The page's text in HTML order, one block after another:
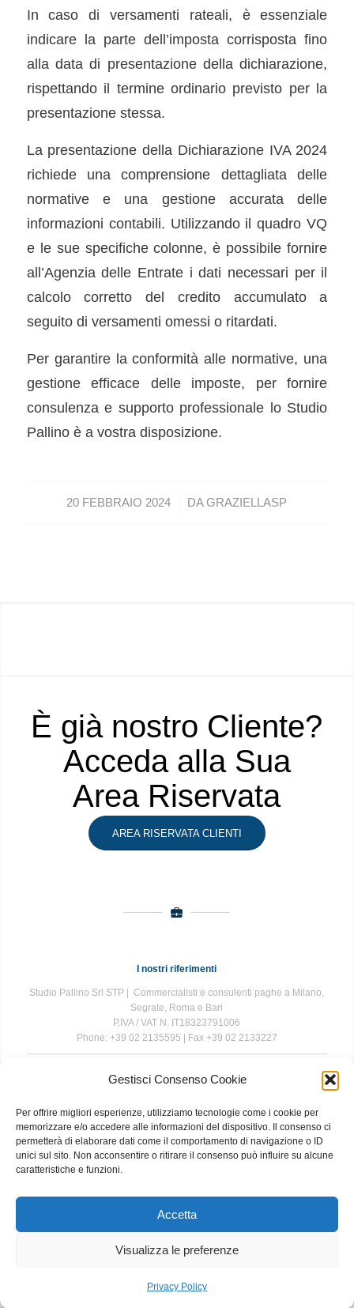
Gestisci Consenso Cookie
Per offrire migliori esperienze, utilizziamo tecnologie come i cookie per
memorizzare e/o accedere alle informazioni del dispositivo. Il consenso ci
permetterà di elaborare dati come il comportamento di navigazione o ID
unici sul sito. Non acconsentire o ritirare il consenso può influire su alcune
caratteristiche e funzioni.
Accetta
Visualizza le preferenze
Privacy Policy
In caso di versamenti rateali, è essenziale
indicare la parte dell’imposta corrisposta fino
alla data di presentazione della dichiarazione,
rispettando il termine ordinario previsto per la
presentazione stessa.
La presentazione della Dichiarazione IVA 2024
richiede una comprensione dettagliata delle
normative e una gestione accurata delle
informazioni contabili. Utilizzando il quadro VQ
e le sue specifiche colonne, è possibile fornire
all’Agenzia delle Entrate i dati necessari per il
calcolo corretto del credito accumulato a
seguito di versamenti omessi o ritardati.
Per garantire la conformità alle normative, una
gestione efficace delle imposte, per fornire
consulenza e supporto professionale lo Studio
Pallino è a vostra disposizione.
20 FEBBRAIO 2024
/ DAGRAZIELLASP
È già nostro Cliente?
Acceda alla Sua
Area Riservata
AREA RISERVATA CLIENTI
I nostri riferimenti
Studio Pallino Srl STP | Commercialisti e consulenti paghe a Milano,
Segrate, Roma e Bari
P.IVA / VAT N. IT18323791006
Phone: +39 02 2135595 | Fax +39 02 2133227
The information contained in this website is for general information
while we endeavour to keep the information up to date and correct, we
make no representations or warranties of any kind, express or implied,
about the completeness, accuracy, reliability, suitability or availability
with respect to the website or the information, products, services, or
related graphics contained on the website for any purpose. Any
|Contact|Privacy and Cookie Policy